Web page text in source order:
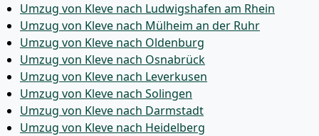
Umzug von Kleve nach Ludwigshafen am Rhein
Umzug von Kleve nach Mülheim an der Ruhr
Umzug von Kleve nach Oldenburg
Umzug von Kleve nach Osnabrück
Umzug von Kleve nach Leverkusen
Umzug von Kleve nach Solingen
Umzug von Kleve nach Darmstadt
Umzug von Kleve nach Heidelberg